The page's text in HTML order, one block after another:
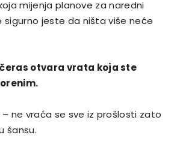
mijenja planove za naredni
sigurno jeste da ništa više neće
otvara vrata koja ste
ne vraća se sve iz prošlosti zato
šansu.